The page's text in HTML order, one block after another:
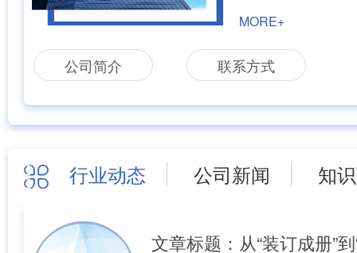
名，主要业务服务
工程施工、园林景
筑工程施工、涵洞
水利建设工程、山
MORE+
公司简介 联系方式
行业动态 公司新闻 知